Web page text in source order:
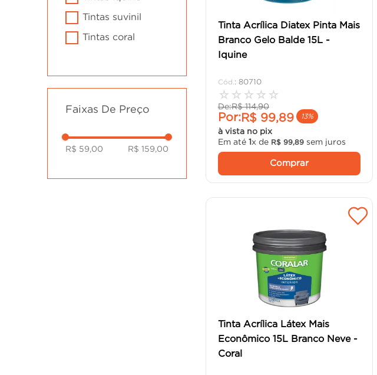
tintas suvinil
tintas coral
Faixas De Preço
R$ 59,00 R$ 159,00
Tinta Acrílica Diatex Pinta Mais
Branco Gelo Balde 15L -
Iquine
: 80710
☆ ☆ ☆ ☆ ☆
De:R$ 114,90
Por:R$ 99,89 13%
à vista no pix
Em até 1x de R$ 99, 89sem juros
Comprar
Tinta Acrílica Látex Mais
Econômico 15L Branco Neve -
Coral